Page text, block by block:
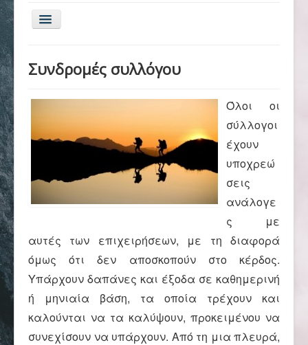
Εναλλαγή
πλοήγησης
Αρχική
Σύλλογος
Ορειβασία
Βουνό και φύση
Φωτο - Video
Συνδρομές συλλόγου
Όλοι οι
σύλλογοι
έχουν
υποχρεώ
σεις
ανάλογε
ς με
αυτές των επιχειρήσεων, με τη διαφορά
όμως ότι δεν αποσκοπούν στο κέρδος.
Υπάρχουν δαπάνες και έξοδα σε καθημερινή
ή μηνιαία βάση, τα οποία τρέχουν και
καλούνται να τα καλύψουν, προκειμένου να
συνεχίσουν να υπάρχουν. Από τη μια πλευρά,